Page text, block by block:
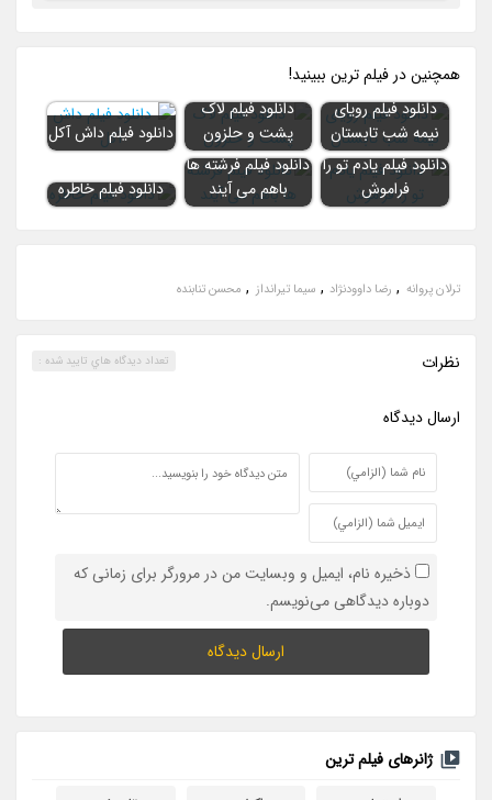
همچنين در فيلم ترين ببينيد!
دانلود فیلم رویای
نیمه شب تابستان
دانلود فیلم لاک
پشت و حلزون
دانلود فیلم داش آکل
دانلود فیلم یادم تو را
فراموش
دانلود فیلم فرشته ها
باهم می آیند
دانلود فیلم خاطره
ترلان پروانه , رضا داوودنژاد , سیما تیرانداز , محسن تنابنده
نظرات تعداد ديدگاه هاي تاييد شده :
ارسال ديدگاه
ذخیره نام، ایمیل و وبسایت من در مرورگر برای زمانی که
دوباره دیدگاهی می‌نویسم.
ژانرهای فیلم ترین